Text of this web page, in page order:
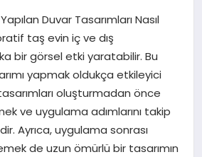
Duvar Tasarımları Nasıl
taş evin iç ve dış
bir görsel etki yaratabilir. Bu
yapmak oldukça etkileyici
oluşturmadan önce
ve uygulama adımlarını takip
Ayrıca, uygulama sonrası
de uzun ömürlü bir tasarımın